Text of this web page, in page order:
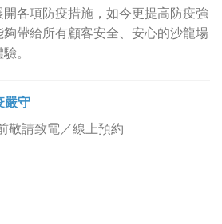
各項防疫措施，如今更提高防疫強
帶給所有顧客安全、安心的沙龍場
。
嚴守
敬請致電／線上預約